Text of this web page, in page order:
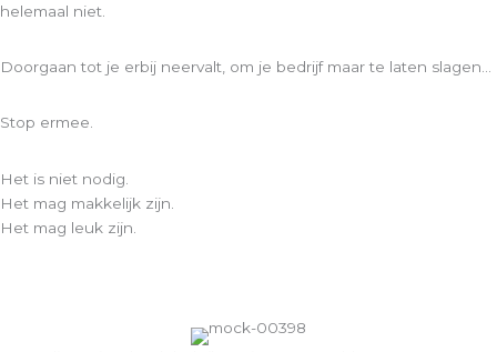
helemaal niet.
Doorgaan tot je erbij neervalt, om je bedrijf maar te laten slagen…
Stop ermee.
Het is niet nodig.
Het mag makkelijk zijn.
Het mag leuk zijn.